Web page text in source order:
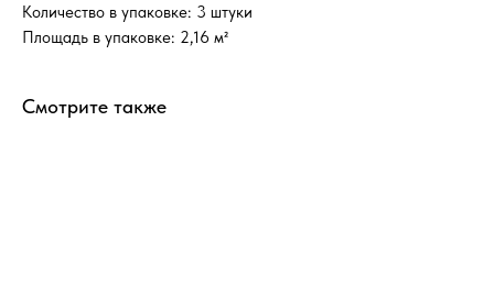
Количество в упаковке: 3 штуки
Площадь в упаковке: 2,16 м²
Смотрите также